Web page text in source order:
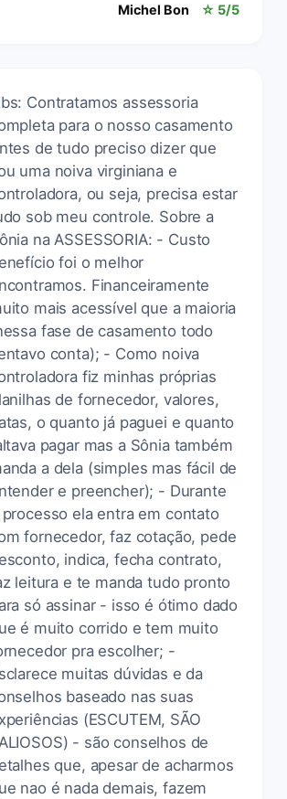
Michel Bon ☆ 5/5
Contratamos assessoria
para o nosso casamento
de tudo preciso dizer que
uma noiva virginiana e
ou seja, precisa estar
sob meu controle. Sobre a
na ASSESSORIA: - Custo
foi o melhor
Financeiramente
mais acessível que a maioria
fase de casamento todo
conta); - Como noiva
fiz minhas próprias
de fornecedor, valores,
o quanto já paguei e quanto
pagar mas a Sônia também
a dela (simples mas fácil de
e preencher); - Durante
processo ela entra em contato
fornecedor, faz cotação, pede
indica, fecha contrato,
leitura e te manda tudo pronto
só assinar - isso é ótimo dado
é muito corrido e tem muito
pra escolher; -
muitas dúvidas e da
baseado nas suas
(ESCUTEM, SÃO
- são conselhos de
que, apesar de acharmos
nao é nada demais, fazem